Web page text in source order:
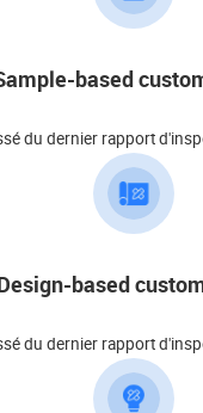
based
du dernier rapport
based
du dernier rapport